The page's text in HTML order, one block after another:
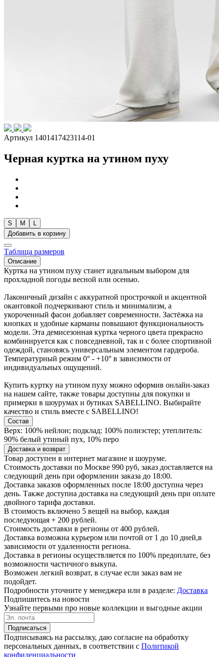
Артикул 1401417423114-01
Черная куртка на утином пуху
S M
Добавить в корзину
Таблица размеров
Описание
Куртка на утином пуху станет идеальным выбором для
прохладной погоды весной или осенью.
Лаконичный дизайн с аккуратной прострочкой и акцентной
окантовкой подчеркивают стиль и минимализм, а
укороченный фасон добавляет современности. Застёжка на
кнопках и удобные карманы повышают функциональность
модели. Эта демисезонная куртка черного цвета прекрасно
комбинируется как с повседневной, так и с более спортивной
одеждой, становясь универсальным элементом гардероба.
Температурный режим 0° - +10° в зависимости от
индивидуальных ощущений.
Купить куртку на утином пуху можно оформив онлайн-заказ
на нашем сайте, также товары доступны для покупки и
примерки в шоурумах и бутиках SABELLINO. Выбирайте
качество и стиль вместе с SABELLINO!
Состав
Верх: 100% нейлон; подклад: 100% полиэстер; утеплитель:
90% белый утиный пух, 10% перо
Доставка и возврат
Товар доступен в интернет магазине и шоуруме.
Стоимость доставки по Москве 990 руб, заказ доставляется на
следующий день при оформлении заказа до 18:00.
Доставка заказов оформленных после 18:00 доступна через
день. Также доступна доставка на следующий день при оплате
двойного тарифа доставки.
В стоимость включено 5 вещей на выбор, каждая
последующая + 200 рублей.
Стоимость доставки в регионы от 400 рублей.
Доставка возможна курьером или почтой от 1 до 10 дней,в
зависимости от удаленности региона.
Доставка в регионы осуществляется по 100% предоплате, без
возможности частичного выкупа.
Возможен легкий возврат, в случае если заказ вам не
подойдет.
Подробности уточните у менеджера или в разделе: Доставка
Подпишитесь на новости
Узнайте первыми про новые коллекции и выгодные акции
Подписаться
Подписываясь на рассылку, даю согласие на обработку
персональных данных, в соответствии с Политикой
конфиденциальности